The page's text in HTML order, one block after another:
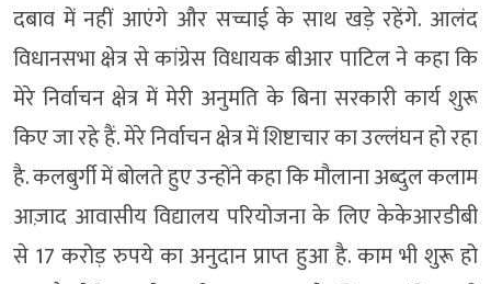
दबाव में नहीं आएंगे और सच्चाई के साथ खड़े रहेंगे. आलंद
विधानसभा क्षेत्र से कांग्रेस विधायक बीआर पाटिल ने कहा कि
मेरे निर्वाचन क्षेत्र में मेरी अनुमति के बिना सरकारी कार्य शुरू
किए जा रहे हैं. मेरे निर्वाचन क्षेत्र में शिष्टाचार का उल्लंघन हो रहा
है. कलबुर्गी में बोलते हुए उन्होंने कहा कि मौलाना अब्दुल कलाम
आज़ाद आवासीय विद्यालय परियोजना के लिए केकेआरडीबी
से 17 करोड़ रुपये का अनुदान प्राप्त हुआ है. काम भी शुरू हो